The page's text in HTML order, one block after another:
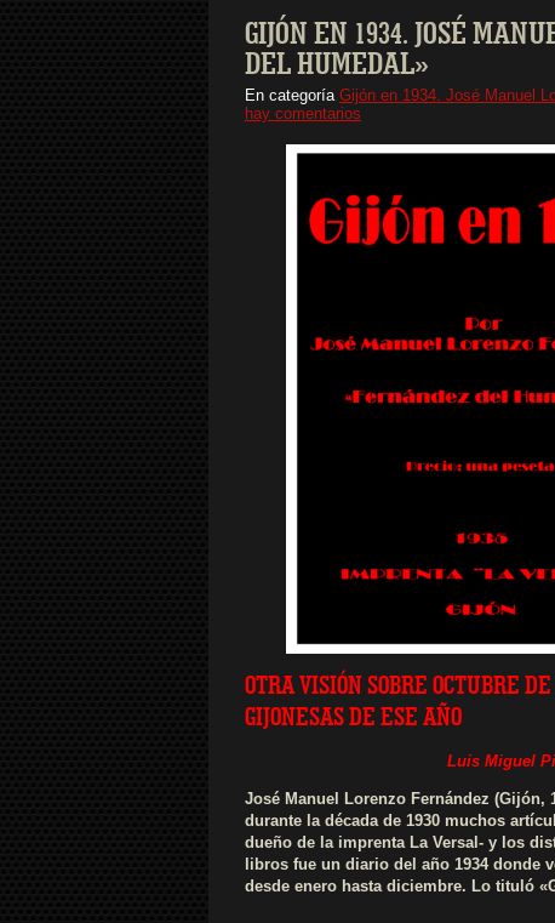
GIJÓN EN 1934. JOSÉ
DEL HUMEDAL»
En categoría Gijón en 1934. José Manuel
hay comentarios
OTRA VISIÓN SOBRE OCTUBRE
GIJONESAS DE ESE AÑO
Luis Miguel
José Manuel Lorenzo Fernández (Gijón,
durante la década de 1930 muchos
dueño de la imprenta La Versal- y los
libros fue un diario del año 1934 donde
desde enero hasta diciembre. Lo tituló